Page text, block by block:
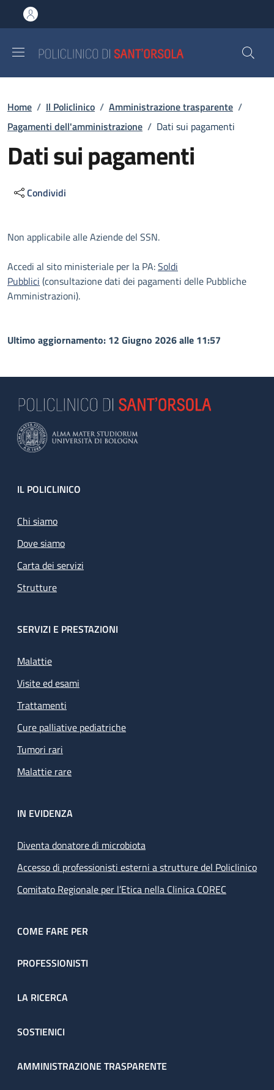
al contenuto principale
to footer content
Briciole di pane
Home / Il Policlinico / Amministrazione trasparente /
Pagamenti dell'amministrazione / Dati sui pagamenti
Dati sui pagamenti
Condividi
Descrizione
Non applicabile alle Aziende del SSN.
Accedi al sito ministeriale per la PA:Soldi
Pubblici (consultazione dati dei pagamenti delle Pubbliche
Amministrazioni).
Ultimo aggiornamento: 12 Giugno 2026 alle 11:57
Footer
IL POLICLINICO
Chi siamo
Dove siamo
Carta dei servizi
Strutture
SERVIZI E PRESTAZIONI
Malattie
Visite ed esami
Trattamenti
Cure palliative pediatriche
Tumori rari
Malattie rare
IN EVIDENZA
Diventa donatore di microbiota
Accesso di professionisti esterni a strutture del Policlinico
Comitato Regionale per l’Etica nella Clinica COREC
COME FARE PER
PROFESSIONISTI
LA RICERCA
SOSTIENICI
AMMINISTRAZIONE TRASPARENTE